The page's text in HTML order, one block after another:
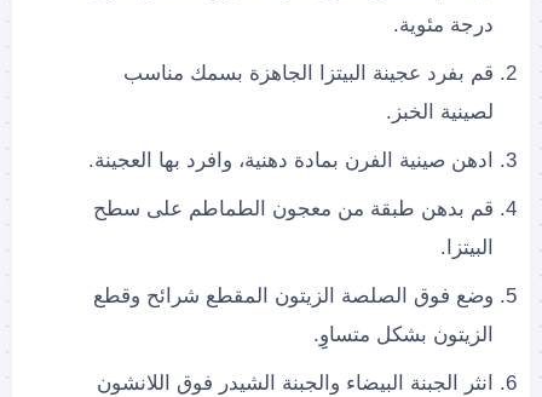
درجة مئوية.
قم بفرد عجينة البيتزا الجاهزة بسمك مناسب
لصينية الخبز.
ادهن صينية الفرن بمادة دهنية، وافرد بها العجينة.
قم بدهن طبقة من معجون الطماطم على سطح
البيتزا.
وضع فوق الصلصة الزيتون المقطع شرائح وقطع
الزيتون بشكل متساوِِ.
انثر الجبنة البيضاء والجبنة الشيدر فوق اللانشون